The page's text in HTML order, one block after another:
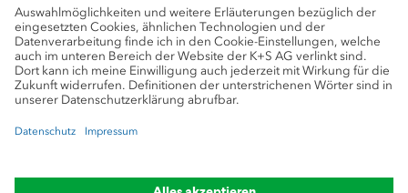
K+S Fanshop
Bergbaulexikon
myK+S Kundenportal
Datenschutz Cookie-Einstellungen Impressum